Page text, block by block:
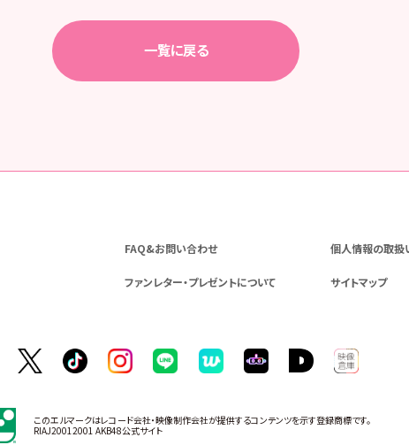
一覧に戻る
FAQ&お問い合わせ 個人情報の取扱
ファンレター・プレゼントについて サイトマップ
このエルマークはレコード会社・映像制作会社が提供するコンテンツを示す登録商標です。
RIAJ20012001 AKB48公式サイト